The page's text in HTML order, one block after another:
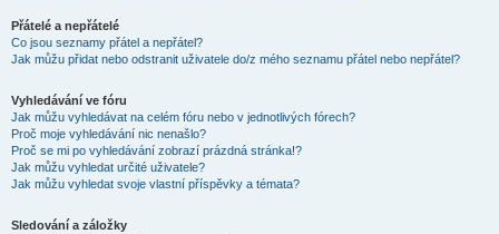
Přátelé a nepřátelé
Co jsou seznamy přátel a nepřátel?
Jak můžu přidat nebo odstranit uživatele do/z mého seznamu přátel nebo nepřátel?
Vyhledávání ve fóru
Jak můžu vyhledávat na celém fóru nebo v jednotlivých fórech?
Proč moje vyhledávání nic nenašlo?
Proč se mi po vyhledávání zobrazí prázdná stránka!?
Jak můžu vyhledat určité uživatele?
Jak můžu vyhledat svoje vlastní příspěvky a témata?
Sledování a záložky